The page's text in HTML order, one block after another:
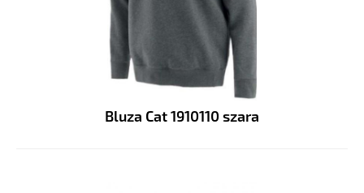
Bluza Cat 1910110 szara